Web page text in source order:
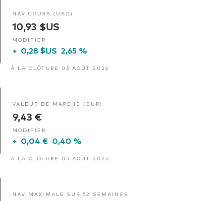
NAV COURS (USD)
10,93 $US
MODIFIER
+ 0,28 $US 2,65 %
À LA CLÔTURE 05 AOÛT 2026
VALEUR DE MARCHÉ (EUR)
9,43 €
MODIFIER
+ 0,04 € 0,40 %
À LA CLÔTURE 05 AOÛT 2026
NAV MAXIMALE SUR 52 SEMAINES